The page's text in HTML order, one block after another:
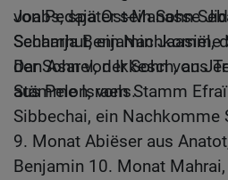
Joabs; später sein Sohn
Schamhut, ein Nachkomme
der Sohn von Ikkesch, aus
aus Pelon, vom Stamm
Sibbechai, ein Nachkomme
9. Monat Abiëser aus
Benjamin 10. Monat
von Pedaja Ost-Manasse
Secharja Benjamin Jaasiël,
Dan Asarel, der Sohn von
Stämme Israels.